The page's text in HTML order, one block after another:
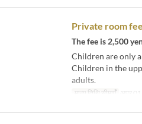
Private room
The fee is 2,500
Children are only
Children in the
adults.
मान्य तिथि सीमाएँ अप्र 01 ~